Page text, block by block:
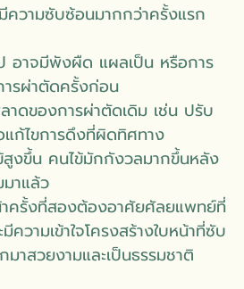
วามซับซ้อนมากกว่าครั้งแรก
อาจมีพังผืด แผลเป็น หรือการ
รผ่าตัดครั้งก่อน
ดของการผ่าตัดเดิม เช่น ปรับ
ก้ไขการดึงที่ผิดทิศทาง
สูงขึ้น คนไข้มักกังวลมากขึ้นหลัง
าแล้ว
าครั้งที่สองต้องอาศัยศัลยแพทย์ที่
วามเข้าใจโครงสร้างใบหน้าที่ซับ
าสวยงามและเป็นธรรมชาติ